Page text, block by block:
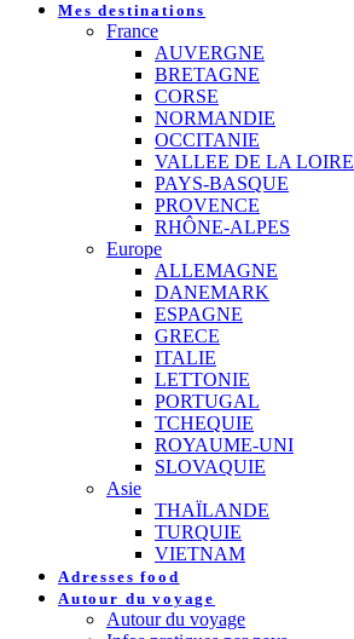
Mes destinations
France
AUVERGNE
BRETAGNE
CORSE
NORMANDIE
OCCITANIE
VALLEE DE LA LOIRE
PAYS-BASQUE
PROVENCE
RHÔNE-ALPES
Europe
ALLEMAGNE
DANEMARK
ESPAGNE
GRECE
ITALIE
LETTONIE
PORTUGAL
TCHEQUIE
ROYAUME-UNI
SLOVAQUIE
Asie
THAÏLANDE
TURQUIE
VIETNAM
Adresses food
Autour du voyage
Autour du voyage